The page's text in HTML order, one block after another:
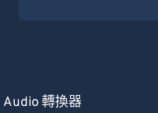
Audio 轉換器